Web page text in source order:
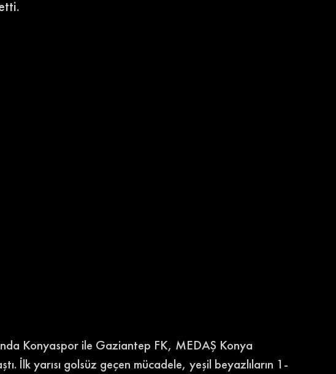
Konyaspor ile Gaziantep FK, MEDAŞ Konya
İlk yarısı golsüz geçen mücadele, yeşil beyazlıların 1-